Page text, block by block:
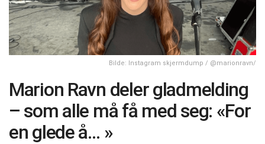
Bilde: Instagram skjermdump / @marionravn/
Marion Ravn deler gladmelding
– som alle må få med seg: «For
en glede å… »